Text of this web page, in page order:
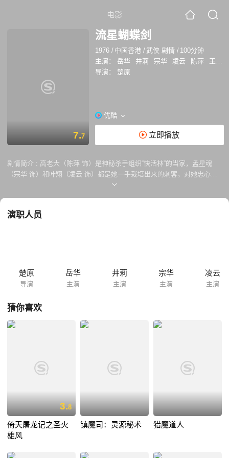
电影
7.7
流星蝴蝶剑
1976 / 中国香港 / 武侠 剧情 / 100分钟
主演：
岳华 井莉 宗华 凌云 陈萍 王侠
导演：
楚原
优酷
立即播放
剧情简介 : 高老大（陈萍 饰）是神秘杀手组织“快活林”的当家，孟星魂
（宗华 饰）和叶翔（凌云 饰）都是她一手栽培出来的刺客，对她忠心耿
耿。某日，孟星魂接受了刺杀江湖盟主孙玉伯（谷峰 饰）的任务，却在执
魂在擂台上胜出，得到了孙玉伯的赏识。律香川（岳华 饰）是孙玉伯的养
演职人员
楚原
导演
岳华
主演
井莉
主演
宗华
主演
凌云
主演
猜你喜欢
3.8
倚天屠龙记之圣火
雄风
镇魔司：灵源秘术 猎魔道人